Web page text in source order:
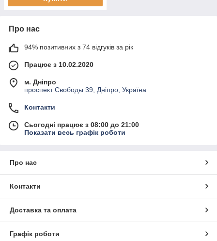
Про нас
94% позитивних з 74 відгуків за рік
Працює з 10.02.2020
м. Дніпро
проспект Свободы 39, Дніпро, Україна
Контакти
Сьогодні працює з 08:00 до 21:00
Показати весь графік роботи
Про нас
Контакти
Доставка та оплата
Графік роботи